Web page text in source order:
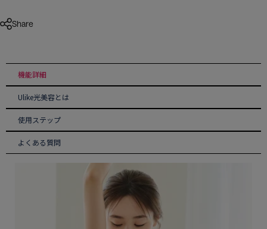
Share
機能詳細
Ulike光美容とは
使用ステップ
よくある質問